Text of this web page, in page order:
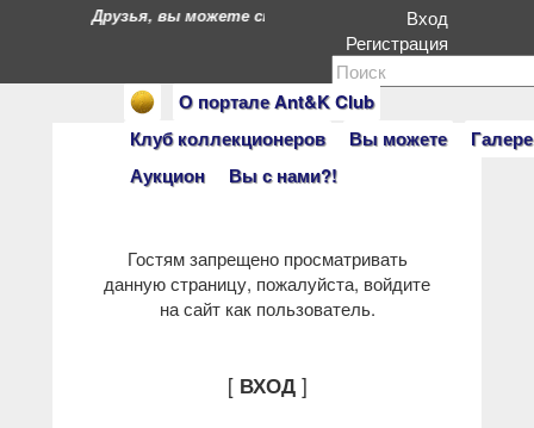
О портале Ant&K Club
Клуб коллекционеров
Вы можете
Аукцион
Вы с нами?!
Друзья, вы можете стать героями нашего портала.
Вход
Регистрация
Гостям запрещено просматривать
данную страницу, пожалуйста, войдите
на сайт как пользователь.
[ ВХОД]